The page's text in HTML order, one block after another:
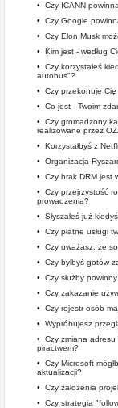
• Czy ICANN
• Czy Google
• Czy Elon Musk
• Kim jest - według
• Czy korzystałeś
autobus"?
• Czy przekonuje
• Co jest - Twoim
• Czy gromadzony
realizowane przez
• Korzystałbyś z
• Organizacja
• Czy brak DRM jest
• Czy przejrzystość
prowadzenia?
• Słyszałeś już
• Czy płatne usługi
• Czy uważasz, że
• Czy byłbyś gotów
• Czy służby
• Czy zakazanie
• Czy rejestr osób
• Wypróbujesz
• Czy zmiana adresu
piractwem?
• Czy Microsoft
aktualizacji?
• Czy założenia
• Czy strategia